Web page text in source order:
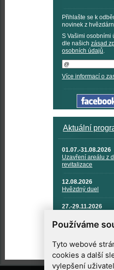
Používáme
Tyto webové
cookies a další
vylepšení
Přihlašte se k
novinek z
S Vašimi osobními
dle našich zásad
osobních údajů.
Více informací o
Aktuální
01.07.-31.08.2026
Uzavření areálu z
revitalizace
12.08.2026
Hvězdný duel
27.-29.11.2026
TECHNIKA A
TECHNOLOGIE